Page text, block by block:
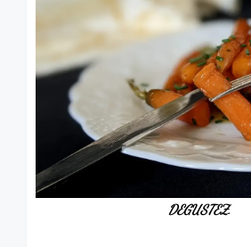
DEGUSTEZ.